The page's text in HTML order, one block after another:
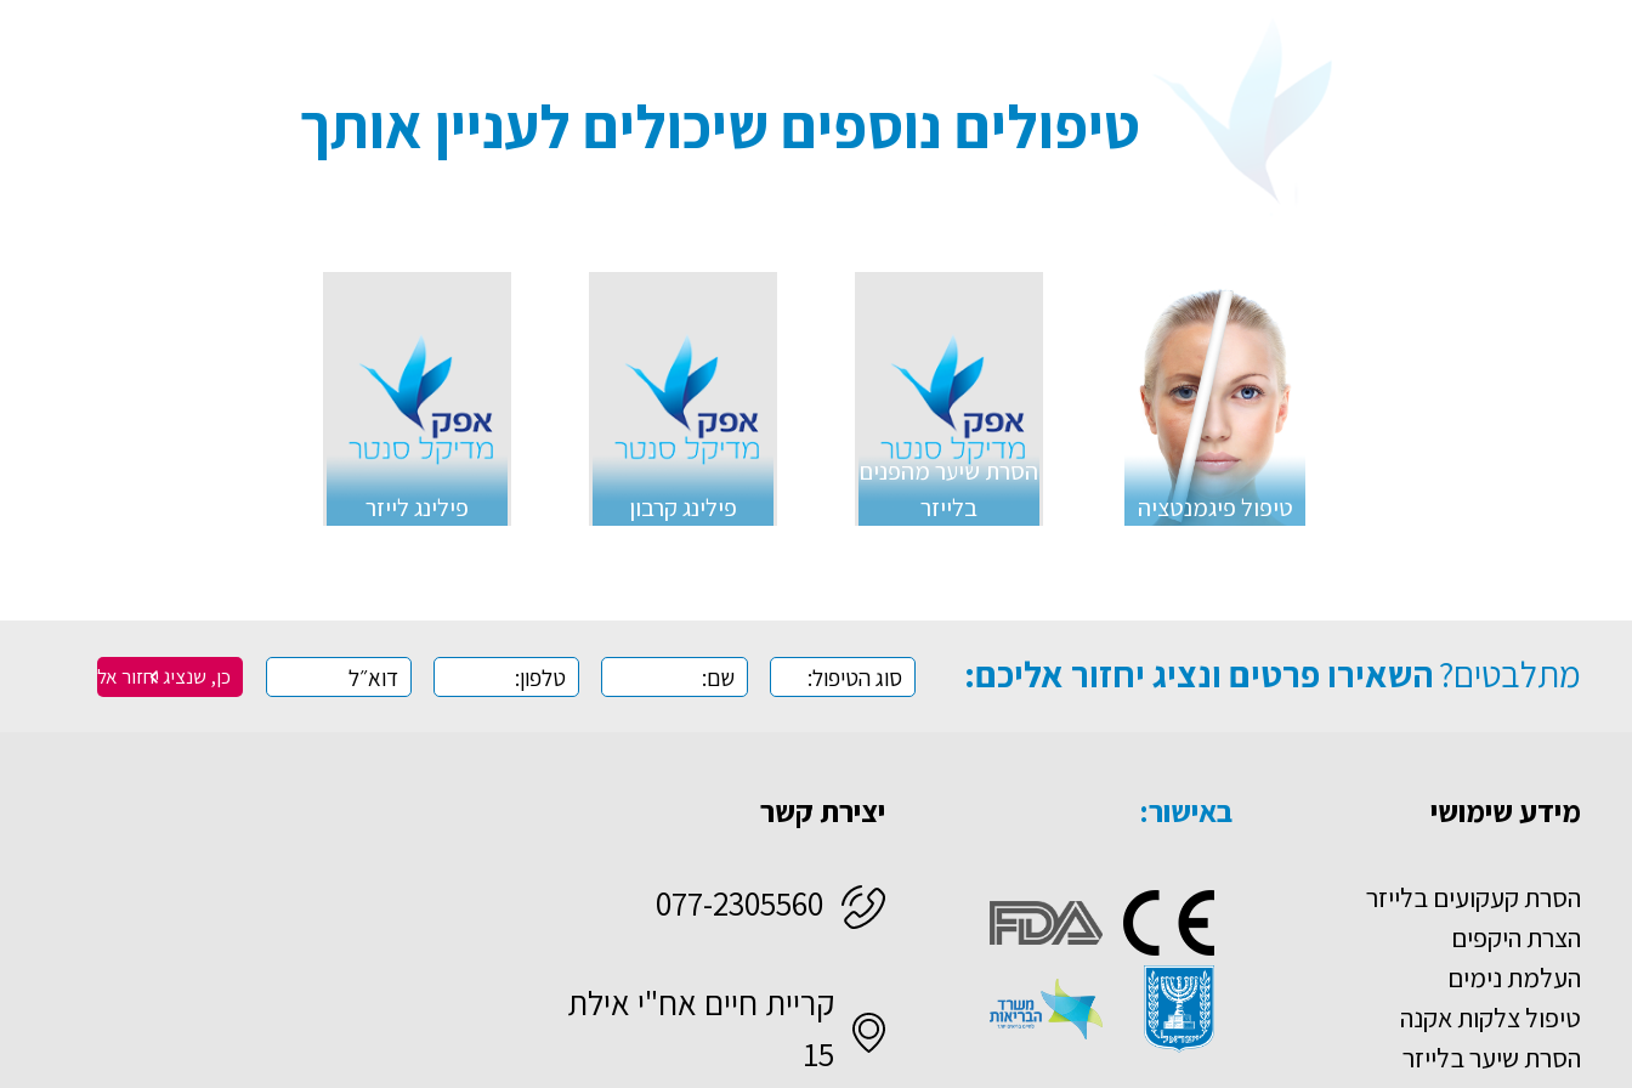
טיפולים נוספים שיכולים לעניין אותך
טיפול פיגמנטציה
הסרת שיער מהפנים
בלייזר
פילינג קרבון פילינג לייזר
מתלבטים?השאירו פרטים ונציג יחזור אליכם:
מידע שימושי
הסרת קעקועים בלייזר
הצרת היקפים
העלמת נימים
טיפול צלקות אקנה
הסרת שיער בלייזר
באישור: יצירת קשר
077-2305560
קריית חיים אח"י אילת
15